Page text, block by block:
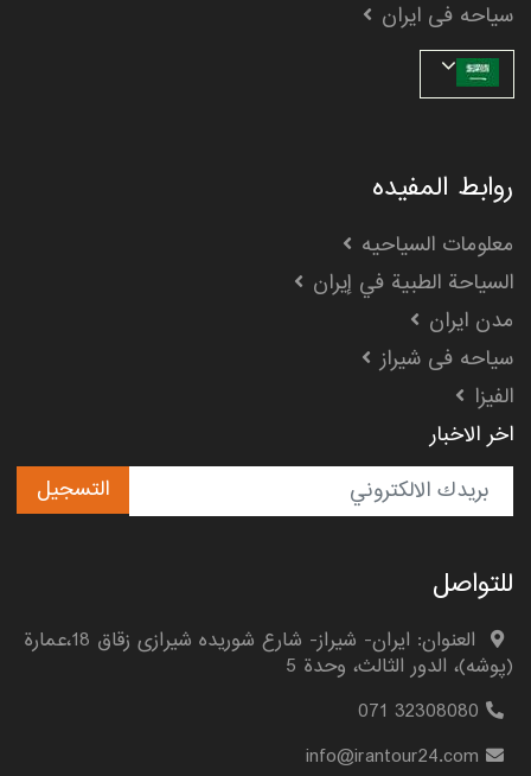
سیاحه فی ایران
روابط المفیده
معلومات السیاحیه
السياحة الطبية في إيران
مدن ایران
سیاحه فی شیراز
الفیزا
اخر الاخبار
التسجیل
للتواصل
العنوان: ايران- شيراز- شارع شوريده شيرازى زقاق 18،عمارة
(پوشه)، الدور الثالث، وحدة 5
info@irantour24.com